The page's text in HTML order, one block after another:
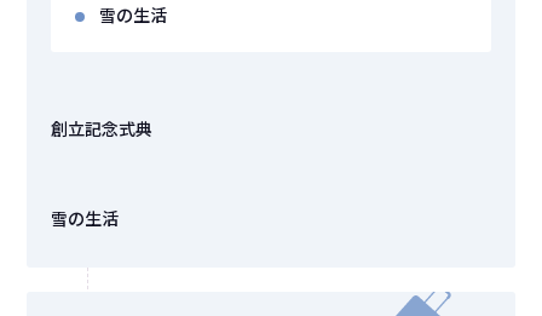
雪の生活
創立記念式典
雪の生活